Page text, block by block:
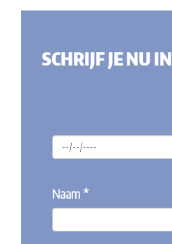
SCHRIJF JE NU IN
Naam *